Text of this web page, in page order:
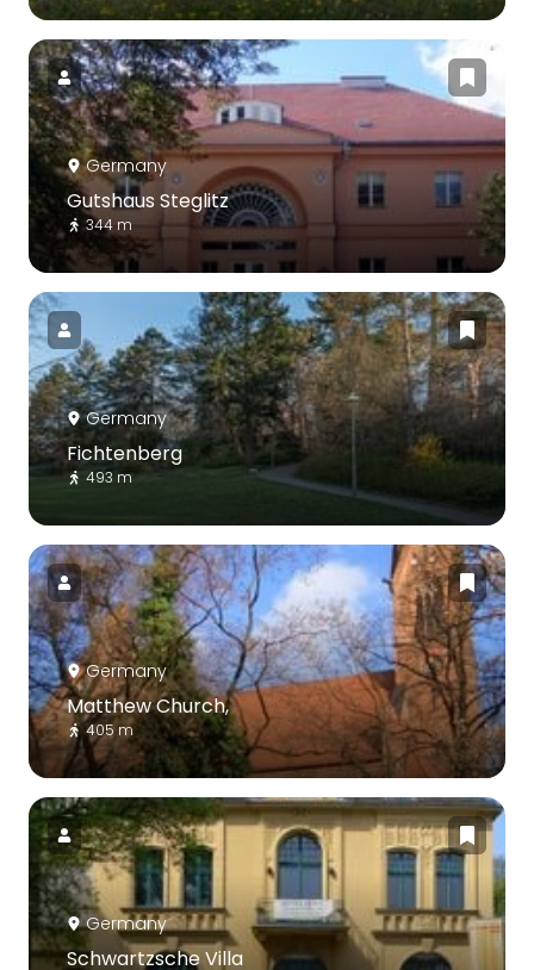
Germany
Gutshaus Steglitz
344 m
Germany
Fichtenberg
493 m
Germany
Matthew Church,
405 m
Germany
Schwartzsche Villa